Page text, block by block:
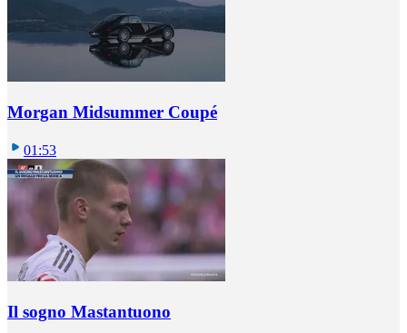
Morgan Midsummer Coupé
01:53
Il sogno Mastantuono